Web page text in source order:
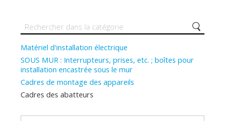
Matériel d'installation électrique
SOUS MUR : Interrupteurs, prises, etc. ; boîtes pour
installation encastrée sous le mur
Cadres de montage des appareils
Cadres des abatteurs